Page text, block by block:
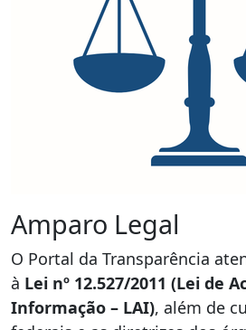
Amparo Legal
O Portal da Transparência
à Lei nº 12.527/2011 (Lei de
Informação – LAI), além de